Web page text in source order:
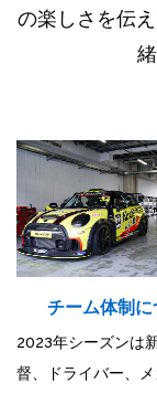
の楽しさを伝
チーム体制に
2023年シーズンは
督、ドライバー、